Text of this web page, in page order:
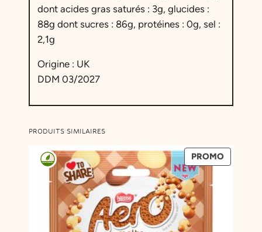
s
5
)
dont acides gras saturés : 3g, glucides :
88g dont sucres : 86g, protéines : 0g, sel :
2,1g
Origine : UK
DDM 03/2027
PRODUITS SIMILAIRES
PROMOPRODUIT
EN